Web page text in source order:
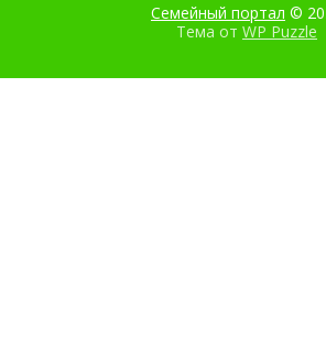
Семейный портал ©
Тема от WP Puzzle